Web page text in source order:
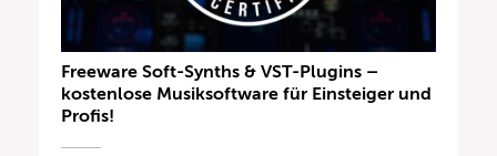
Freeware Soft-Synths & VST-Plugins –
kostenlose Musiksoftware für Einsteiger und
Profis!